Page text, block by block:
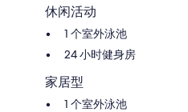
休闲活动
1 个室外泳池
24 小时健身房
家居型
1 个室外泳池